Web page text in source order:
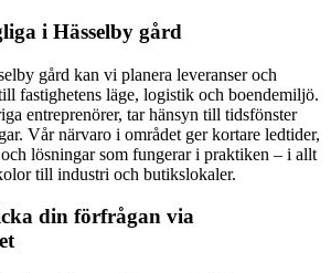
i Hässelby gård
gård kan vi planera leveranser och
fastighetens läge, logistik och boendemiljö.
entreprenörer, tar hänsyn till tidsfönster
Vår närvaro i området ger kortare ledtider,
lösningar som fungerar i praktiken – i allt
till industri och butikslokaler.
din förfrågan via